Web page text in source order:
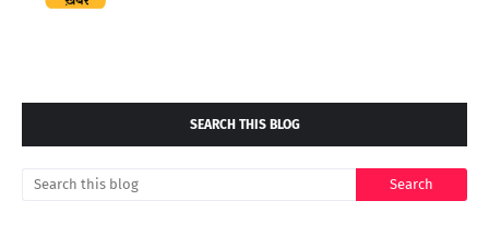
SEARCH THIS BLOG